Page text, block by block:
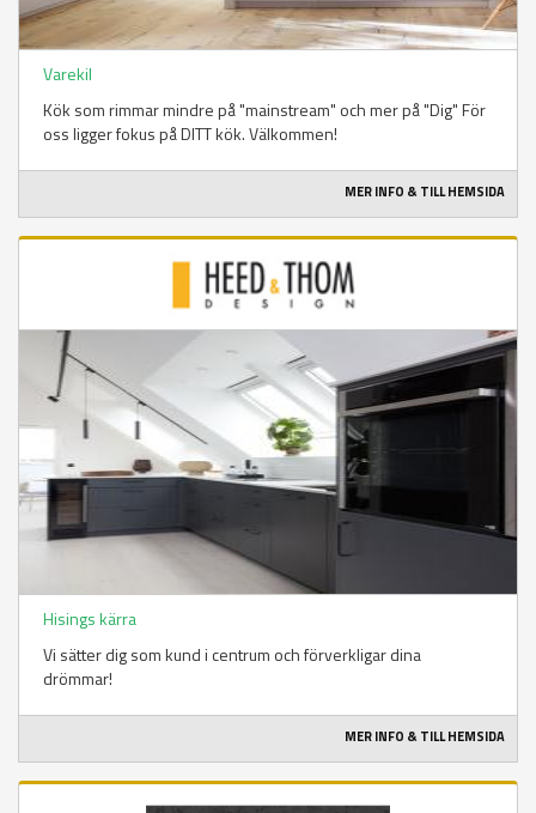
Varekil
Kök som rimmar mindre på "mainstream" och mer på "Dig" För
oss ligger fokus på DITT kök. Välkommen!
MER INFO & TILL HEMSIDA
Hisings kärra
Vi sätter dig som kund i centrum och förverkligar dina
drömmar!
MER INFO & TILL HEMSIDA